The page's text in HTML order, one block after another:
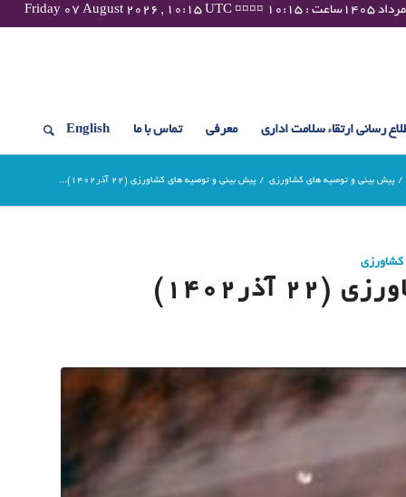
رسانی ارتقاء سلامت اداری معرفی تماس با ما English
/ پیش بینی و توصیه های کشاورزی / پیش بینی و توصیه های کشاورزی (22 آذر۱۴۰۲)...